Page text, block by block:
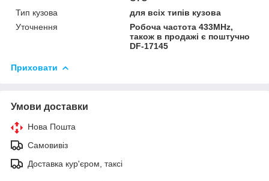
Тип кузова
для всіх типів кузова
Уточнення
Робоча частота 433MHz,
також в продажі є поштучно
DF-17145
Приховати
Умови доставки
Нова Пошта
Самовивіз
Доставка кур'єром, таксі